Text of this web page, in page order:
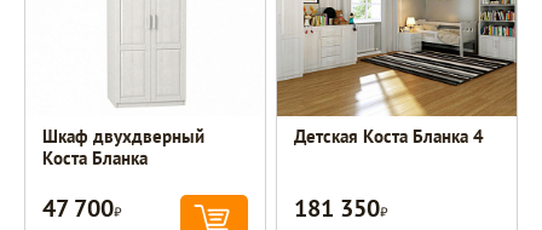
Шкаф двухдверный
Коста Бланка
47 700Р
Детская Коста Бланка 4
181 350Р